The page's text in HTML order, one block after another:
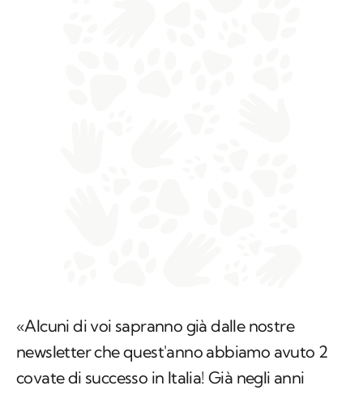
«Alcuni di voi sapranno già dalle nostre
newsletter che quest'anno abbiamo avuto 2
covate di successo in Italia! Già negli anni